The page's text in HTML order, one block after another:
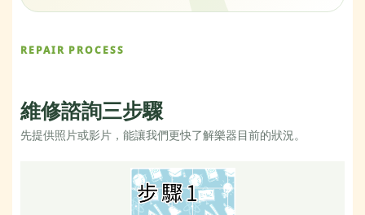
REPAIR PROCESS
維修諮詢三步驟
先提供照片或影片，能讓我們更快了解樂器目前的狀況。